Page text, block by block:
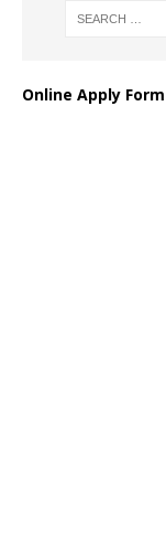
Online Apply Form